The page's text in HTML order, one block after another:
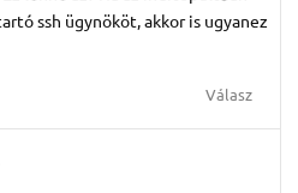
ssh ügynököt, akkor is ugyanez
Válasz